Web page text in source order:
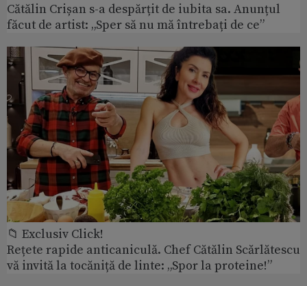
Cătălin Crișan s-a despărțit de iubita sa. Anunțul
făcut de artist: „Sper să nu mă întrebați de ce”
📁 Exclusiv Click!
Rețete rapide anticaniculă. Chef Cătălin Scărlătescu
vă invită la tocăniță de linte: „Spor la proteine!”